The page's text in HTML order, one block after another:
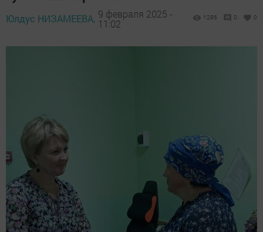
Юлдус НИЗАМЕЕВА, 9 февраля 2025 -
11:02
1286 0 0